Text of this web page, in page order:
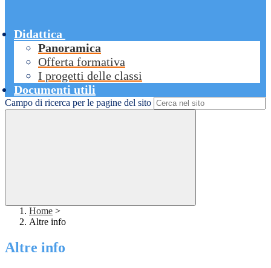
Didattica
Panoramica
Offerta formativa
I progetti delle classi
Documenti utili
Campo di ricerca per le pagine del sito
Home >
Altre info
Altre info